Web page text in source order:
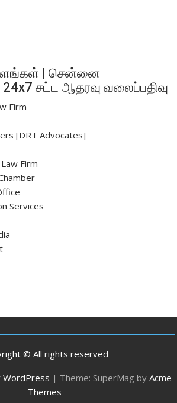
| சென்னை
சட்ட ஆதரவு வலைப்பதிவு
Firm
[DRT Advocates]
Firm
Services
© All rights reserved
| Theme: SuperMag by Acme
Themes